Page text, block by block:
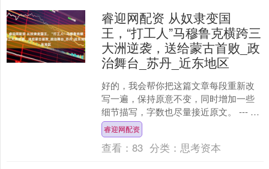
睿迎网配资 从奴隶变国
王，“打工人”马穆鲁克横跨三
大洲逆袭，送给蒙古首败_政
治舞台_苏丹_近东地区
好的，我会帮你把这篇文章每段重新改
写一遍，保持原意不变，同时增加一些
细节描写，字数也尽量接近原文。 --- 马
穆鲁克是一支以凶猛著称的骑兵部队，
他们对军事力量的....
睿迎网配资
查看：83 分类：思考资本